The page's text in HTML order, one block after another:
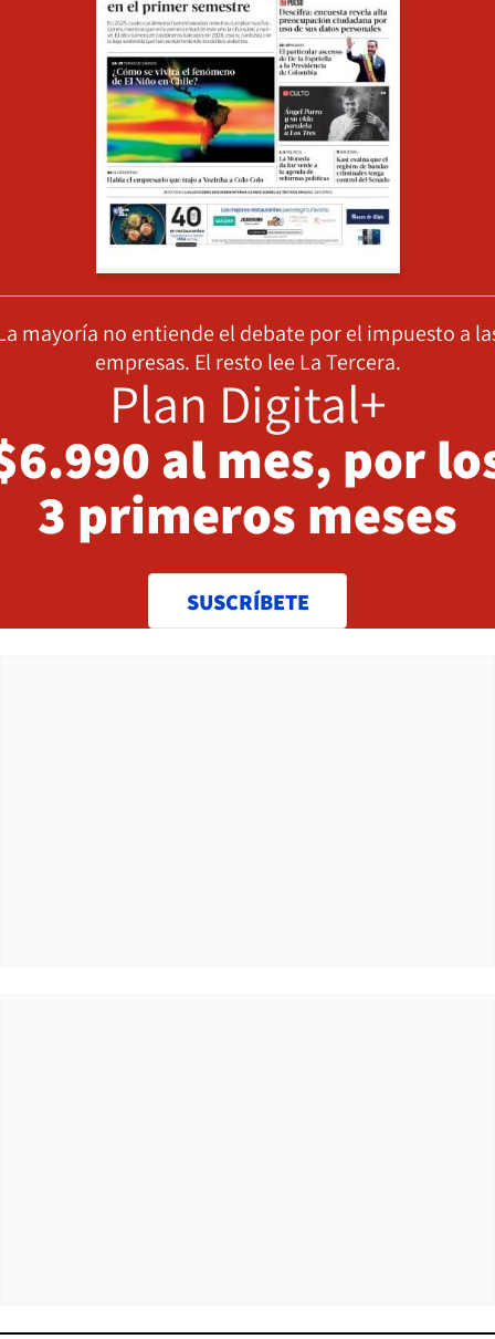
mayoría no entiende el debate por el impuesto a
empresas. El resto lee La Tercera.
Plan Digital+
al mes, por
3 primeros meses
SUSCRÍBETE